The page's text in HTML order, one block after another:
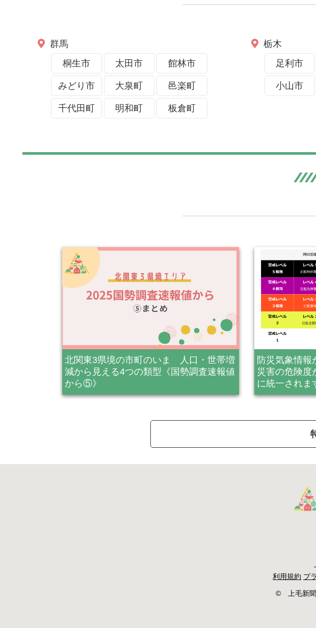
群馬
桐生市
太田市 館林市
みどり市 大泉町 邑楽町
千代田町 明和町 板倉町
栃木
足利市
小山市
北関東3県境の市町のいま 人口・世帯増
減から見える4つの類型《国勢調査速報値
から⑤》
防災気象情
災害の危険度
に統一されま
利用規約 プ
© 上毛新